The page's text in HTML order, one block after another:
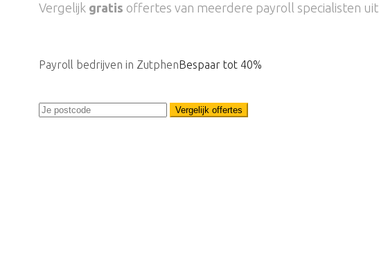
Vergelijk gratis offertes van meerdere payroll specialisten uit
Payroll bedrijven in ZutphenBespaar tot 40%
Vergelijk offertes